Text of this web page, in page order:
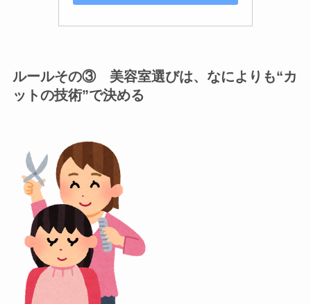
ルールその③ 美容室選びは、なによりも“カ
ットの技術”で決める